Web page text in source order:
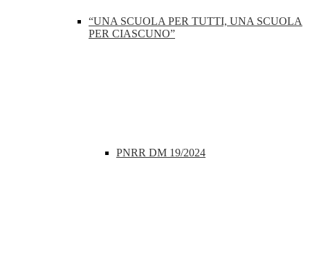
“UNA SCUOLA PER TUTTI, UNA SCUOLA
PER CIASCUNO”
PNRR DM 19/2024